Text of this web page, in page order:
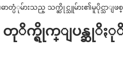
မ်ားသည္ သက္ဆိုင္သူမ်ား၏မူပိုင္သာျ
သို႔ တုိက္ရိုက္ျပန္